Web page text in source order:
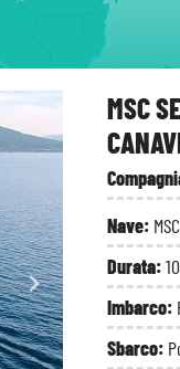
MSC
Nave:
Durata:
Imbarco:
Sbarco: